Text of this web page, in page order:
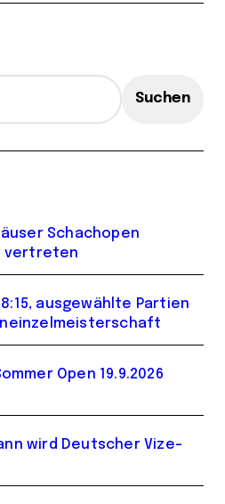
Suchen
Schachopen
vertreten
ausgewählte Partien
Open 19.9.2026
wird Deutscher Vize-